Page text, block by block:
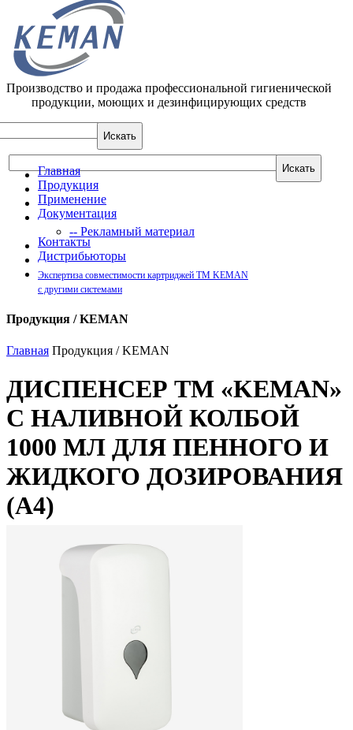
Производство и продажа профессиональной гигиенической
продукции, моющих и дезинфицирующих средств
Главная
Продукция
Применение
Документация
-- Рекламный материал
Контакты
Дистрибьюторы
Экспертиза совместимости картриджей ТМ KEMAN
с другими системами
Продукция / KEMAN
Главная Продукция / KEMAN
ДИСПЕНСЕР ТМ «KEMAN»
С НАЛИВНОЙ КОЛБОЙ
1000 МЛ ДЛЯ ПЕННОГО И
ЖИДКОГО ДОЗИРОВАНИЯ
(А4)